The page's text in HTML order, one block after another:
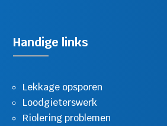
Handige links
Lekkage opsporen
Loodgieterswerk
Riolering problemen